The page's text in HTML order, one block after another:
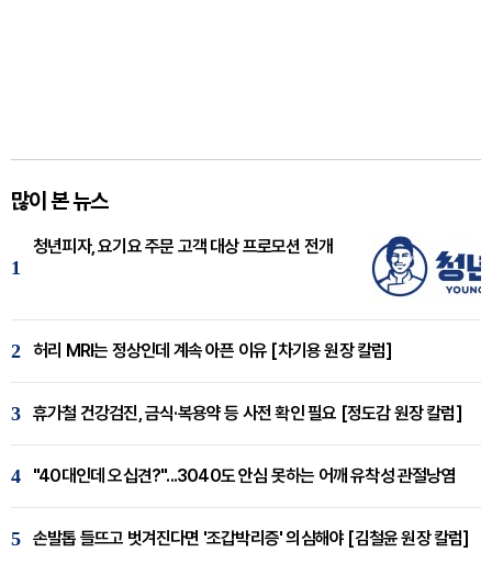
많이 본 뉴스
1
청년피자, 요기요 주문 고객 대상 프로모션 전개
2 허리 MRI는 정상인데 계속 아픈 이유 [차기용 원장 칼럼]
3 휴가철 건강검진, 금식·복용약 등 사전 확인 필요 [정도감 원장 칼럼]
4 "40대인데 오십견?"...3040도 안심 못하는 어깨 유착성 관절낭염
5 손발톱 들뜨고 벗겨진다면 '조갑박리증' 의심해야 [김철윤 원장 칼럼]